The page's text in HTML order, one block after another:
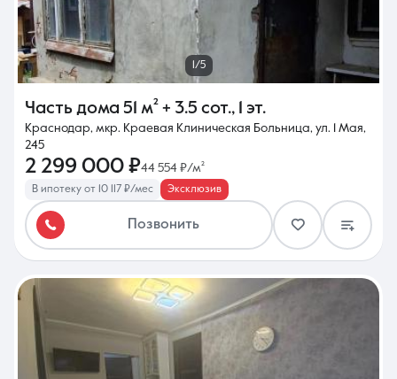
8 (861) 297-00-00
Ежедневно с 08:30 до 20:00
1/5
Часть дома 51 м² + 3.5 сот., 1 эт.
Краснодар, мкр. Краевая Клиническая Больница, ул. 1 Мая,
245
2 299 000 ₽44 554 ₽/м²
В ипотеку от 10 117 ₽/мес Эксклюзив
Позвонить